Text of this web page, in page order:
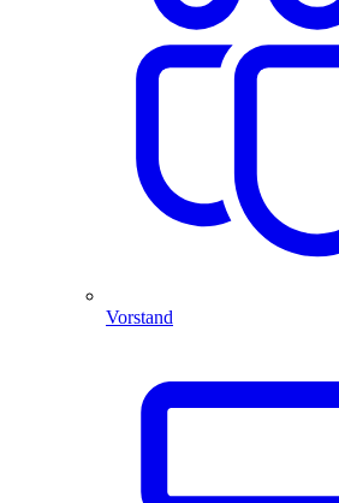
Vorstand